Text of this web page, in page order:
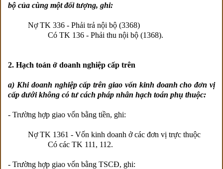
bộ của cùng một đối tượng, ghi:
Nợ TK 336 - Phải trả nội bộ (3368)
Có TK 136 - Phải thu nội bộ (1368).
2. Hạch toán ở doanh nghiệp cấp trên
a) Khi doanh nghiệp cấp trên giao vốn kinh doanh cho đơn vị
cấp dưới không có tư cách pháp nhân hạch toán phụ thuộc:
- Trường hợp giao vốn bằng tiền, ghi:
Nợ TK 1361 - Vốn kinh doanh ở các đơn vị trực thuộc
Có các TK 111, 112.
- Trường hợp giao vốn bằng TSCĐ, ghi: